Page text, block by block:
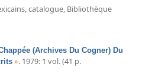
catalogue, Bibliothèque
(Archives Du Cogner) Du
». 1979: 1 vol. (41 p.